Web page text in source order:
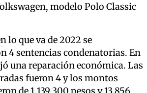
modelo Polo Classic
lo que va de 2022 se
4 sentencias condenatorias. En
una reparación económica. Las
fueron 4 y los montos
de 1.139.300 pesos y 13.856